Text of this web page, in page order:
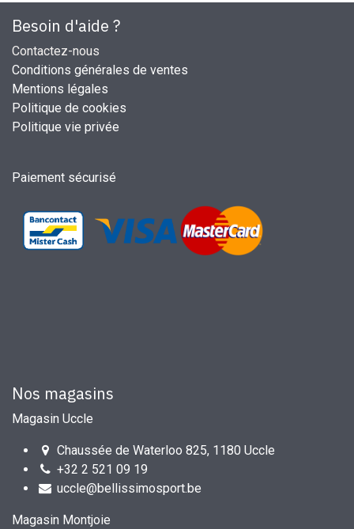
Besoin d'aide ?
Contactez-nous
Conditions générales de ventes
Mentions légales
Politique de cookies
Politique vie privée
Paiement sécurisé
Nos magasins
Magasin Uccle
Chaussée de Waterloo 825, 1180 Uccle
+32 2 521 09 19
uccle@bellissimosport.be
Magasin Montjoie